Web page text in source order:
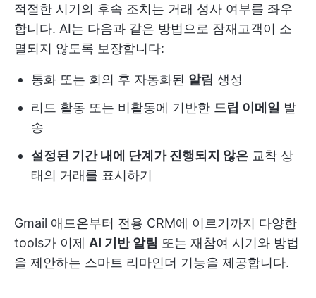
적절한 시기의 후속 조치는 거래 성사 여부를 좌우
합니다. AI는 다음과 같은 방법으로 잠재고객이 소
멸되지 않도록 보장합니다:
통화 또는 회의 후 자동화된 알림 생성
리드 활동 또는 비활동에 기반한 드립 이메일 발
송
설정된 기간 내에 단계가 진행되지 않은 교착 상
태의 거래를 표시하기
Gmail 애드온부터 전용 CRM에 이르기까지 다양한
tools가 이제 AI 기반 알림 또는 재참여 시기와 방법
을 제안하는 스마트 리마인더 기능을 제공합니다.